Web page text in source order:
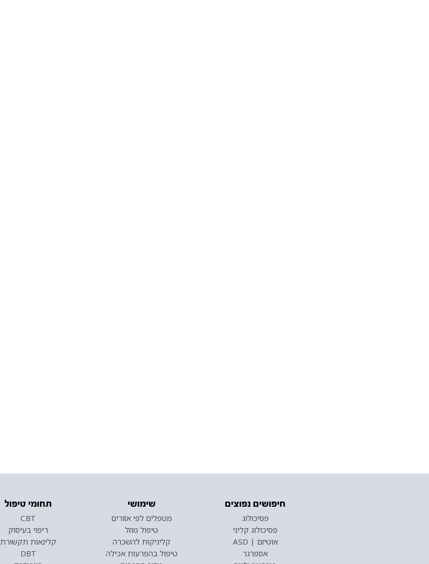
חיפושים נפוצים
פסיכולוג
פסיכולוג קליני
אוטיזם | ASD
אספרגר
שימושי
מטפלים לפי אזורים
טיפול מוזל
קליניקות להשכרה
טיפול בהפרעות אכילה
תחומי טיפול
CBT
ריפוי בעיסוק
קלינאות תקשורת
DBT